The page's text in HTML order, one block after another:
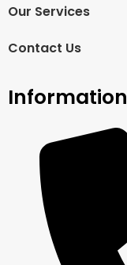
Our Services
Contact Us
Information